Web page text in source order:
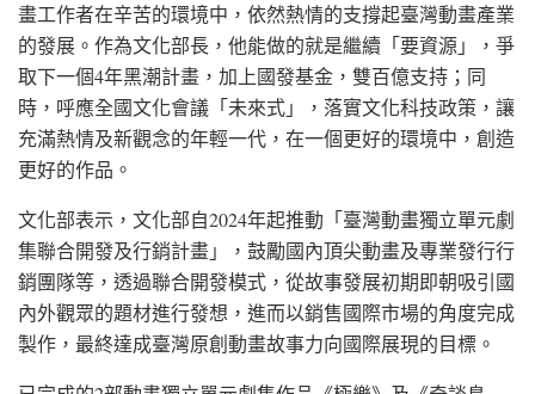
畫工作者在辛苦的環境中，依然熱情的支撐起臺灣動畫產業
的發展。作為文化部長，他能做的就是繼續「要資源」，爭
取下一個4年黑潮計畫，加上國發基金，雙百億支持；同
時，呼應全國文化會議「未來式」，落實文化科技政策，讓
充滿熱情及新觀念的年輕一代，在一個更好的環境中，創造
更好的作品。
文化部表示，文化部自2024年起推動「臺灣動畫獨立單元劇
集聯合開發及行銷計畫」，鼓勵國內頂尖動畫及專業發行行
銷團隊等，透過聯合開發模式，從故事發展初期即朝吸引國
內外觀眾的題材進行發想，進而以銷售國際市場的角度完成
製作，最終達成臺灣原創動畫故事力向國際展現的目標。